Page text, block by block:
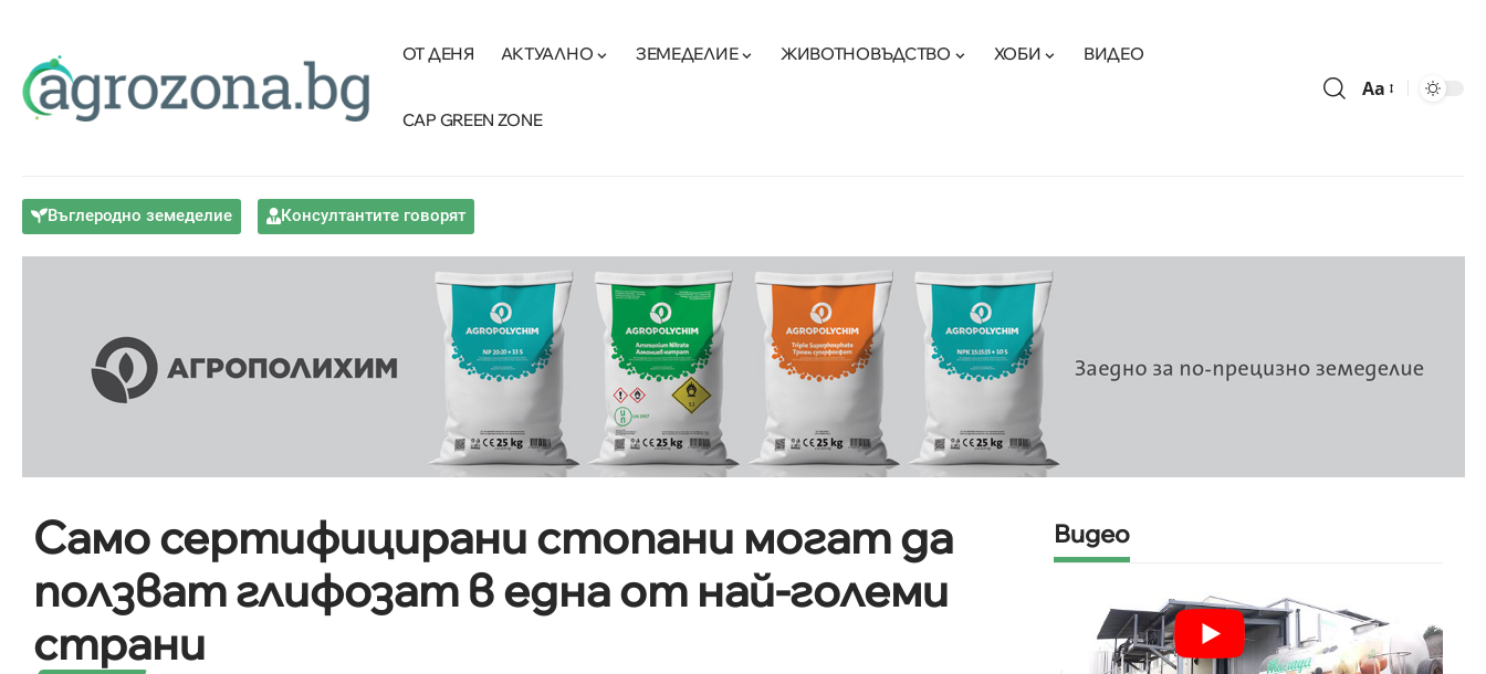
ОТ ДЕНЯ АКТУАЛНО ЗЕМЕДЕЛИЕ ЖИВОТНОВЪДСТВО ХОБИ ВИДЕО
CAP GREEN ZONE
Aa
Въглеродно земеделие Консултантите говорят
Само сертифицирани стопани могат да
ползват глифозат в една от най-големи
страни
Видео